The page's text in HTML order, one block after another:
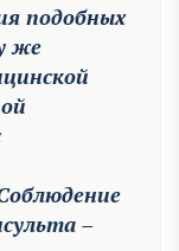
подобных
же
–